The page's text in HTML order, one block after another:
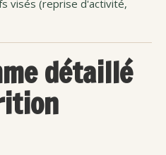
visés (reprise d'activité,
détaillé